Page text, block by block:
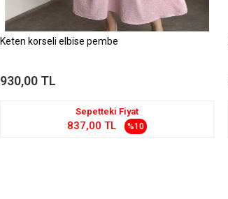
Keten korseli elbise pembe
930,00 TL
Sepetteki Fiyat
837,00 TL %10